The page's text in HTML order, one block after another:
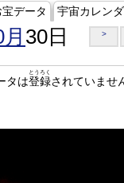
宝データ 宇宙カレン
30日 >
タは登録
とうろく
されていませ